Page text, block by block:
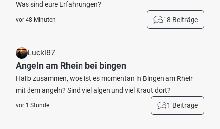
Was sind eure Erfahrungen?
vor 48 Minuten 18 Beiträge
Lucki87
Angeln am Rhein bei bingen
Hallo zusammen, woe ist es momentan in Bingen am Rhein
mit dem angeln? Sind viel algen und viel Kraut dort?
vor 1 Stunde 1 Beiträge